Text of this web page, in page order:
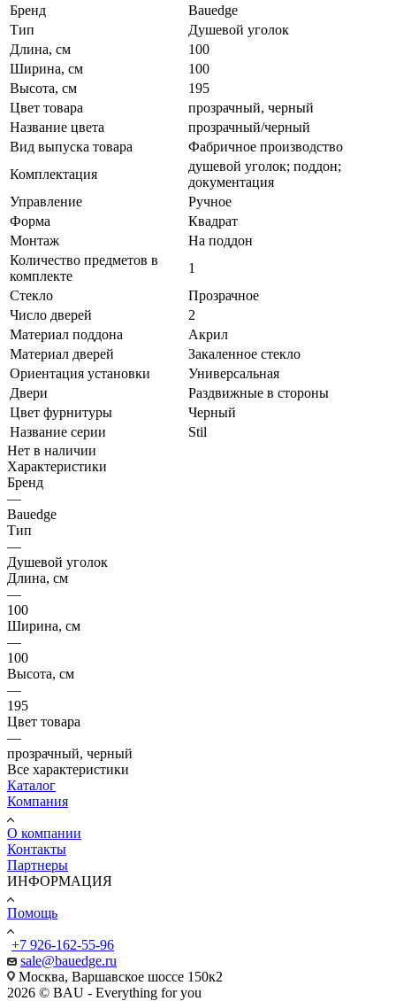
Бренд
Bauedge
Тип
Душевой уголок
Длина, см
100
Ширина, см
100
Высота, см
195
Цвет товара
прозрачный, черный
Название цвета
прозрачный/черный
Вид выпуска товара
Фабричное производство
Комплектация
душевой уголок; поддон;
документация
Управление
Ручное
Форма
Квадрат
Монтаж
На поддон
Количество предметов в
комплекте
1
Стекло
Прозрачное
Число дверей
2
Материал поддона
Акрил
Материал дверей
Закаленное стекло
Ориентация установки
Универсальная
Двери
Раздвижные в стороны
Цвет фурнитуры
Черный
Название серии
Stil
Нет в наличии
Характеристики
Бренд
—
Bauedge
Тип
—
Душевой уголок
Длина, см
—
100
Ширина, см
—
100
Высота, см
—
195
Цвет товара
—
прозрачный, черный
Все характеристики
Каталог
Компания
О компании
Контакты
Партнеры
ИНФОРМАЦИЯ
Помощь
+7 926-162-55-96
sale@bauedge.ru
Москва, Варшавское шоссе 150к2
2026 © BAU - Everything for you